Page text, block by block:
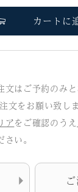
カートに
文はご予約のみ
をお願い致しま
アをご確認のうえ
い。